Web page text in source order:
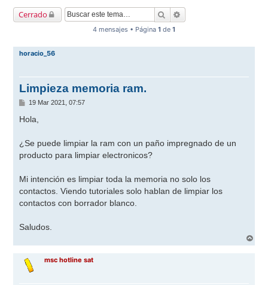
Cerrado Buscar
4 mensajes • Página 1 de 1
horacio_56
Limpieza memoria ram.
M
n
j
e
19 Mar 2021, 07:57
Hola,
¿Se puede limpiar la ram con un paño impregnado de un
producto para limpiar electronicos?
Mi intención es limpiar toda la memoria no solo los
contactos. Viendo tutoriales solo hablan de limpiar los
contactos con borrador blanco.
Saludos.
r
msc hotline sat